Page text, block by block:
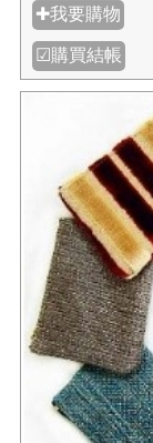
✚我要購物
☑購買結帳